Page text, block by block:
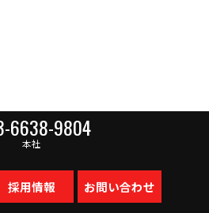
6638-9804
本社
採用情報 お問い合わせ